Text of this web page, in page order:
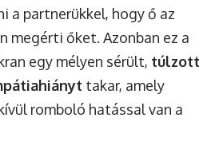
a partnerükkel, hogy ő az
megérti őket. Azonban ez a
egy mélyen sérült, túlzott
takar, amely
romboló hatással van a